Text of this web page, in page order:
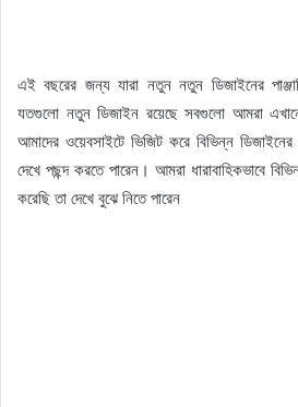
এই বছরের জন্য যারা নতুন নতুন ডিজাইনের
যতগুলো নতুন ডিজাইন রয়েছে সবগুলো আমরা
আমাদের ওয়েবসাইটে ভিজিট করে বিভিন্ন
দেখে পছন্দ করতে পারেন। আমরা ধারাবাহিকভাবে
করেছি তা দেখে বুঝে নিতে পারেন